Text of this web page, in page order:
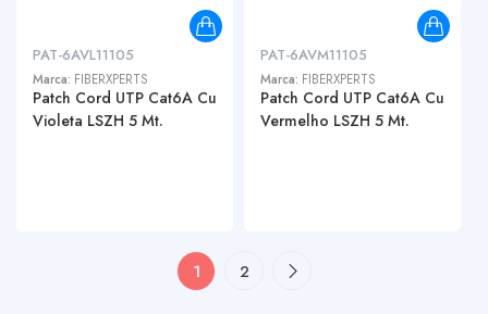
PAT-6AVL11105
Marca: FIBERXPERTS
Patch Cord UTP Cat6A Cu
Violeta LSZH 5 Mt.
PAT-6AVM11105
Marca: FIBERXPERTS
Patch Cord UTP Cat6A Cu
Vermelho LSZH 5 Mt.
1 2